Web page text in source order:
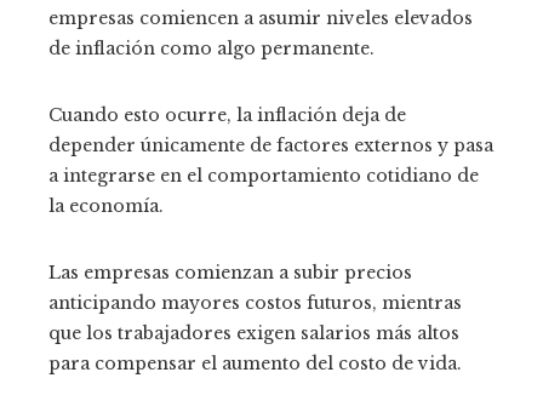
empresas comiencen a asumir niveles elevados
de inflación como algo permanente.
Cuando esto ocurre, la inflación deja de
depender únicamente de factores externos y pasa
a integrarse en el comportamiento cotidiano de
la economía.
Las empresas comienzan a subir precios
anticipando mayores costos futuros, mientras
que los trabajadores exigen salarios más altos
para compensar el aumento del costo de vida.